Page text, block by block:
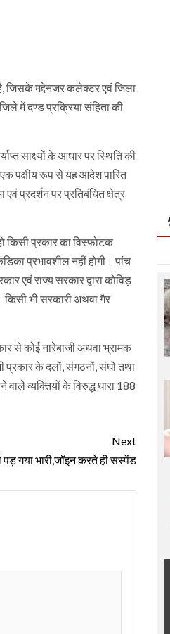
जिसके मद्देनजर कलेक्टर एवं जिला
में दण्ड प्रक्रिया संहिता की
साक्ष्यों के आधार पर स्थिति की
पक्षीय रूप से यह आदेश पारित
प्रदर्शन पर प्रतिबंधित क्षेत्र
किसी प्रकार का विस्फोटक
प्रभावशील नहीं होगी। पांच
एवं राज्य सरकार द्वारा कोविड़
किसी भी सरकारी अथवा गैर
से कोई नारेबाजी अथवा भ्रामक
प्रकार के दलों, संगठनों, संघों तथा
व्यक्तियों के विरुद्ध धारा 188
Next
पड़ गया भारी,जॉइन करते ही सस्पेंड